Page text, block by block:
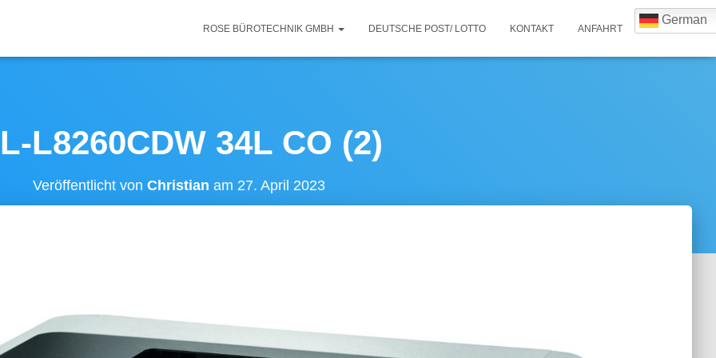
ROSE BÜROTECHNIK GMBH DEUTSCHE POST/ LOTTO KONTAKT ANFAHRT
German
L8260CDW 34L CO (2)
Veröffentlicht von Christian am 27. April 2023